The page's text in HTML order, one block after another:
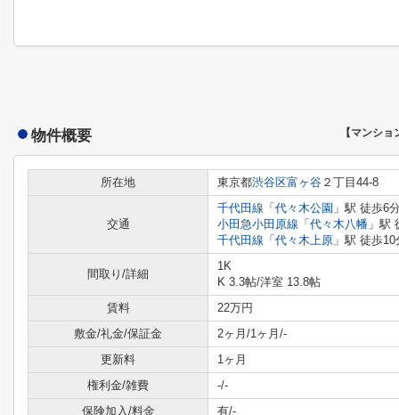
物件概要 【マンショ
所在地 東京都渋谷区富ヶ谷 ２丁目44-8
交通
千代田線 「 代々木公園 」駅 徒歩6
小田急小田原線 「 代々木八幡 」駅
千代田線 「 代々木上原 」駅 徒歩10
間取り/詳細
1K
K 3.3帖/洋室 13.8帖
賃料
22万円
敷金/礼金/保証金
2ヶ月/1ヶ月/-
更新料
1ヶ月
権利金/雑費
-/-
保険加入/料金
有/-